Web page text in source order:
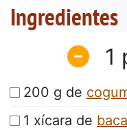
Ingredientes
1
200 g de
1 xícara de